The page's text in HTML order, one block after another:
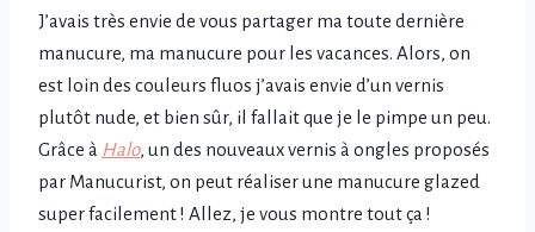
J’avais très envie de vous partager ma toute dernière
manucure, ma manucure pour les vacances. Alors, on
est loin des couleurs fluos j’avais envie d’un vernis
plutôt nude, et bien sûr, il fallait que je le pimpe un peu.
Grâce à Halo, un des nouveaux vernis à ongles proposés
par Manucurist, on peut réaliser une manucure glazed
super facilement ! Allez, je vous montre tout ça !